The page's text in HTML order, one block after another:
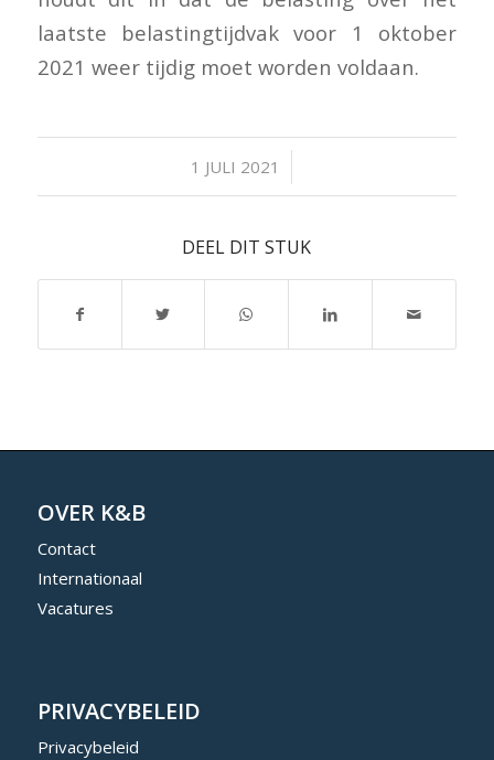
laatste belastingtijdvak voor 1 oktober
2021 weer tijdig moet worden voldaan.
1 JULI 2021
/
DEEL DIT STUK
OVER K&B
Contact
Internationaal
Vacatures
PRIVACYBELEID
Privacybeleid